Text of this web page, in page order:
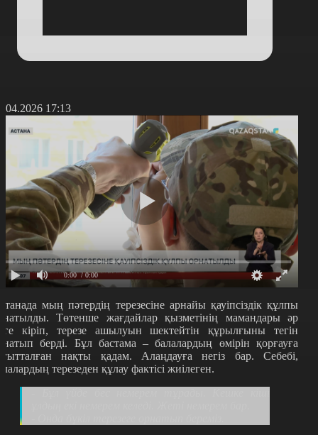
17:13
0:00 / 0:00
мың пәтердің терезесіне арнайы қауіпсіздік құлпы
Төтенше жағдайлар қызметінің мамандары әр
кіріп, терезе ашылуын шектейтін құрылғыны тегін
берді. Бұл бастама – балалардың өмірін қорғауға
нақты қадам. Алаңдауға негіз бар. Себебі,
терезеден құлау фактісі жиілеген.